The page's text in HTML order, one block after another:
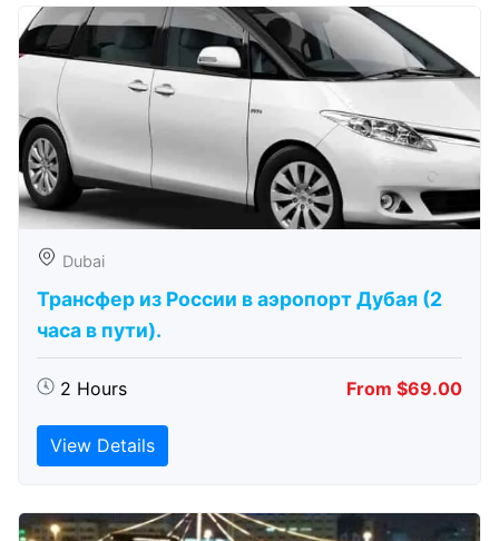
Dubai
Трансфер из России в аэропорт Дубая (2
часа в пути).
2 Hours From $69.00
View Details